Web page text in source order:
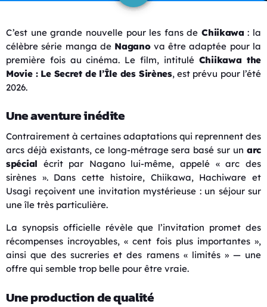
C’est une grande nouvelle pour les fans deChiikawa : la
célèbre série manga de Naganova être adaptée pour la
première fois au cinéma. Le film, intitulé Chiikawa the
Movie : Le Secret de l’Île des Sirènes, est prévu pour l’été
2026.
Une aventure inédite
Contrairement à certaines adaptations qui reprennent des
arcs déjà existants, ce long-métrage sera basé sur un arc
spécial écrit par Nagano lui-même, appelé « arc des
sirènes ». Dans cette histoire, Chiikawa, Hachiware et
Usagi reçoivent une invitation mystérieuse : un séjour sur
une île très particulière.
La synopsis officielle révèle que l’invitation promet des
récompenses incroyables, « cent fois plus importantes »,
ainsi que des sucreries et des ramens « limités » — une
offre qui semble trop belle pour être vraie.
Une production de qualité